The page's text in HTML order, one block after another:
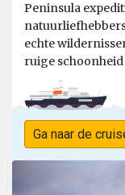
Peninsula
echte
ruige
Ga naar de